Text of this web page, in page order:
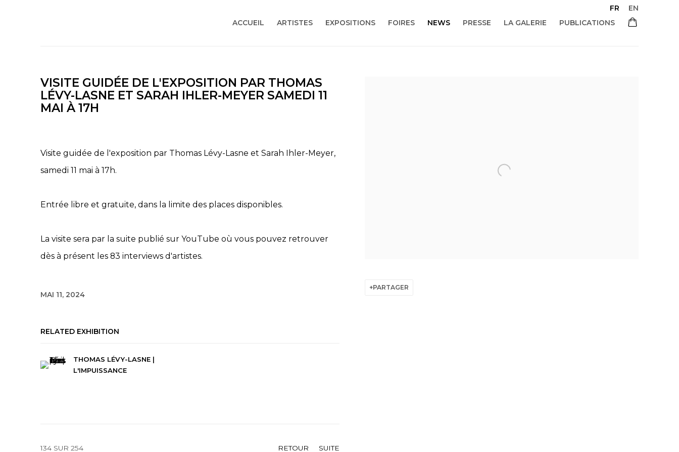
ACCUEIL ARTISTES EXPOSITIONS FOIRES NEWS PRESSE LA GALERIE PUBLICATIONS
FR EN
VISITE GUIDÉE DE L'EXPOSITION PAR THOMAS
LÉVY-LASNE ET SARAH IHLER-MEYER SAMEDI 11
MAI À 17H
PARTAGER
Visite guidée de l'exposition par Thomas Lévy-Lasne et Sarah Ihler-Meyer,
samedi 11 mai à 17h.
Entrée libre et gratuite, dans la limite des places disponibles.
La visite sera par la suite publié sur YouTube où vous pouvez retrouver
dès à présent les 83 interviews d'artistes.
MAI 11, 2024
RELATED EXHIBITION
THOMAS LÉVY-LASNE |
L'IMPUISSANCE
RETOUR SUITE
134 SUR 254